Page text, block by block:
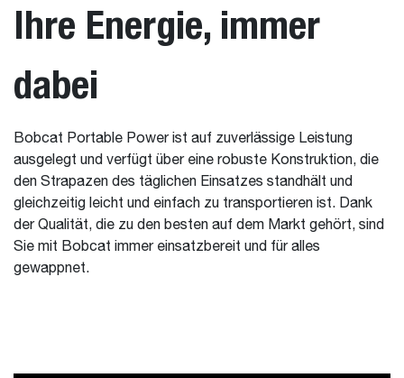
Ihre Energie, immer
dabei
Bobcat Portable Power ist auf zuverlässige Leistung
ausgelegt und verfügt über eine robuste Konstruktion, die
den Strapazen des täglichen Einsatzes standhält und
gleichzeitig leicht und einfach zu transportieren ist. Dank
der Qualität, die zu den besten auf dem Markt gehört, sind
Sie mit Bobcat immer einsatzbereit und für alles
gewappnet.